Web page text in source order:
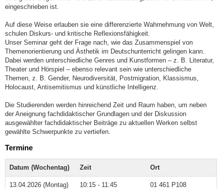
eingeschrieben ist.
Auf diese Weise erlauben sie eine differenzierte Wahrnehmung von Welt,
schulen Diskurs- und kritische Reflexionsfähigkeit.
Unser Seminar geht der Frage nach, wie das Zusammenspiel von
Themenorientierung und Ästhetik im Deutschunterricht gelingen kann.
Dabei werden unterschiedliche Genres und Kunstformen – z. B. Literatur,
Theater und Hörspiel – ebenso relevant sein wie unterschiedliche
Themen, z. B. Gender, Neurodiversität, Postmigration, Klassismus,
Holocaust, Antisemitismus und künstliche Intelligenz.
Die Studierenden werden hinreichend Zeit und Raum haben, um neben
der Aneignung fachdidaktischer Grundlagen und der Diskussion
ausgewählter fachdidaktischer Beiträge zu aktuellen Werken selbst
gewählte Schwerpunkte zu vertiefen.
Termine
Datum (Wochentag) Zeit Ort
13.04.2026 (Montag) 10:15 - 11:45
01 461 P108